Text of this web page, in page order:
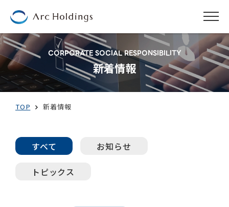
CORPORATE SOCIAL RESPONSIBILITY
新着情報
TOP 新着情報
すべて お知らせ
トピックス